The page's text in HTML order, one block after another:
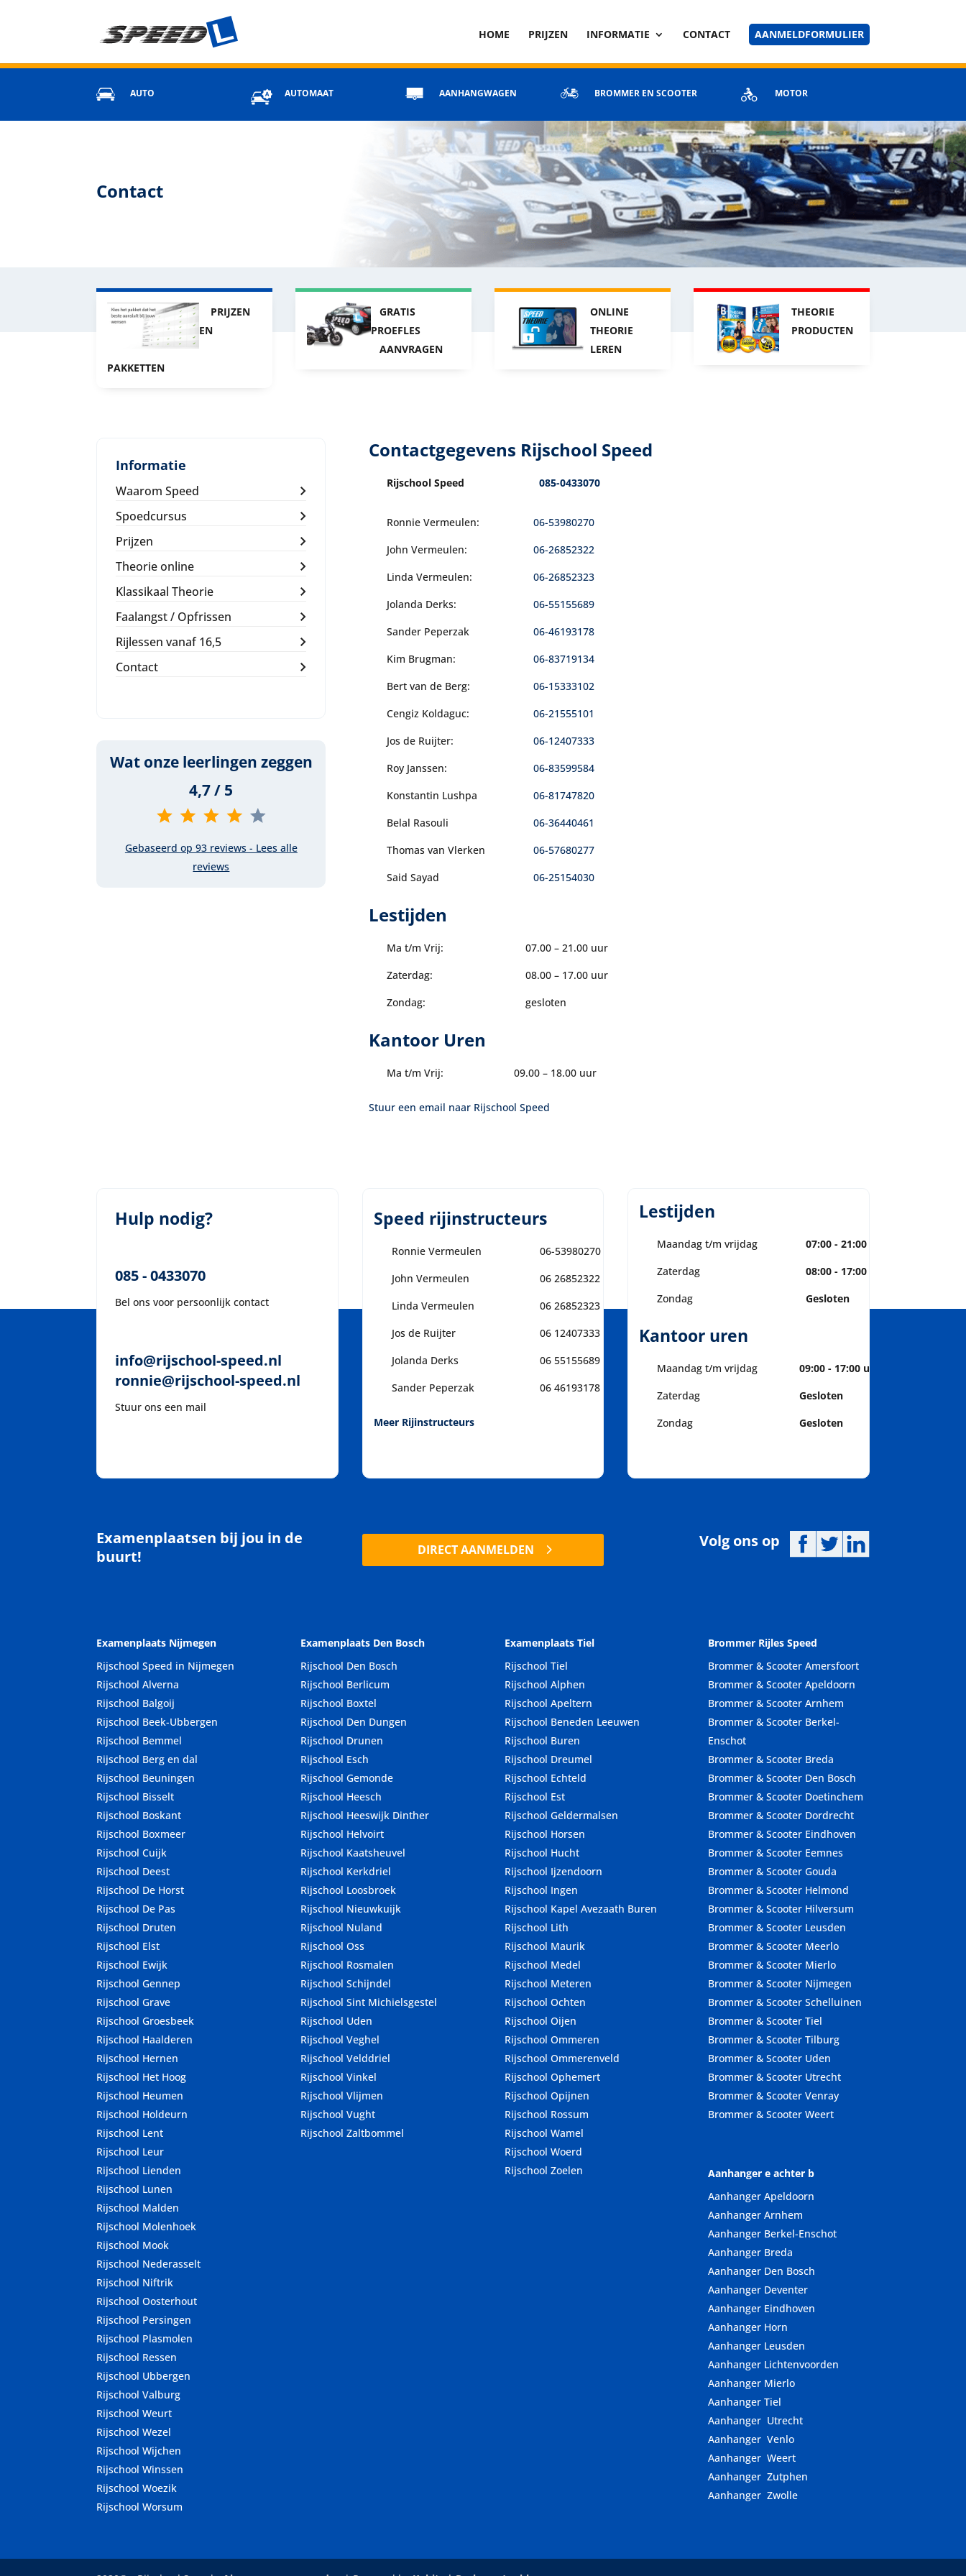
HOME PRIJZEN INFORMATIE CONTACT AANMELDFORMULIER
AUTO AUTOMAAT AANHANGWAGEN BROMMER EN SCOOTER MOTOR
Contact
PRIJZEN
EN
PAKKETTEN
GRATIS
PROEFLES
AANVRAGEN
ONLINE
THEORIE
LEREN
THEORIE
PRODUCTEN
Informatie
Waarom Speed
Spoedcursus
Prijzen
Theorie online
Klassikaal Theorie
Faalangst / Opfrissen
Rijlessen vanaf 16,5
Contact
Wat onze leerlingen zeggen
4,7 / 5
Gebaseerd op 93 reviews - Lees alle
reviews
Contactgegevens Rijschool Speed
Rijschool Speed 085-0433070
Ronnie Vermeulen:
06-53980270
John Vermeulen:
06-26852322
Linda Vermeulen:
06-26852323
Jolanda Derks:
06-55155689
Sander Peperzak
06-46193178
Kim Brugman:
06-83719134
Bert van de Berg:
06-15333102
Cengiz Koldaguc:
06-21555101
Jos de Ruijter:
06-12407333
Roy Janssen:
06-83599584
Konstantin Lushpa
06-81747820
Belal Rasouli
06-36440461
Thomas van Vlerken
06-57680277
Said Sayad
06-25154030
Lestijden
Ma t/m Vrij:
07.00 – 21.00 uur
Zaterdag:
08.00 – 17.00 uur
Zondag:
gesloten
Kantoor Uren
Ma t/m Vrij: 09.00 – 18.00 uur
Stuur een email naar Rijschool Speed
Hulp nodig?
085 - 0433070
Bel ons voor persoonlijk contact
info@rijschool-speed.nl
ronnie@rijschool-speed.nl
Stuur ons een mail
Speed rijinstructeurs
Ronnie Vermeulen
06-53980270
John Vermeulen
06 26852322
Linda Vermeulen
06 26852323
Jos de Ruijter
06 12407333
Jolanda Derks
06 55155689
Sander Peperzak
06 46193178
Meer Rijinstructeurs
Lestijden
Maandag t/m vrijdag
07:00 - 21:00 uur
Zaterdag
08:00 - 17:00 uur
Zondag
Gesloten
Kantoor uren
Maandag t/m vrijdag
09:00 - 17:00 uur
Zaterdag
Gesloten
Zondag
Gesloten
Examenplaatsen bij jou in de
buurt!
DIRECT AANMELDEN Volg ons op
Examenplaats Nijmegen
Rijschool Speed in Nijmegen
Rijschool Alverna
Rijschool Balgoij
Rijschool Beek-Ubbergen
Rijschool Bemmel
Rijschool Berg en dal
Rijschool Beuningen
Rijschool Bisselt
Rijschool Boskant
Rijschool Boxmeer
Rijschool Cuijk
Rijschool Deest
Rijschool De Horst
Rijschool De Pas
Rijschool Druten
Rijschool Elst
Rijschool Ewijk
Rijschool Gennep
Rijschool Grave
Rijschool Groesbeek
Rijschool Haalderen
Rijschool Hernen
Rijschool Het Hoog
Rijschool Heumen
Rijschool Holdeurn
Rijschool Lent
Rijschool Leur
Rijschool Lienden
Rijschool Lunen
Rijschool Malden
Rijschool Molenhoek
Rijschool Mook
Rijschool Nederasselt
Rijschool Niftrik
Rijschool Oosterhout
Rijschool Persingen
Rijschool Plasmolen
Rijschool Ressen
Rijschool Ubbergen
Rijschool Valburg
Rijschool Weurt
Rijschool Wezel
Rijschool Wijchen
Rijschool Winssen
Rijschool Woezik
Rijschool Worsum
Examenplaats Den Bosch
Rijschool Den Bosch
Rijschool Berlicum
Rijschool Boxtel
Rijschool Den Dungen
Rijschool Drunen
Rijschool Esch
Rijschool Gemonde
Rijschool Heesch
Rijschool Heeswijk Dinther
Rijschool Helvoirt
Rijschool Kaatsheuvel
Rijschool Kerkdriel
Rijschool Loosbroek
Rijschool Nieuwkuijk
Rijschool Nuland
Rijschool Oss
Rijschool Rosmalen
Rijschool Schijndel
Rijschool Sint Michielsgestel
Rijschool Uden
Rijschool Veghel
Rijschool Velddriel
Rijschool Vinkel
Rijschool Vlijmen
Rijschool Vught
Rijschool Zaltbommel
Examenplaats Tiel
Rijschool Tiel
Rijschool Alphen
Rijschool Apeltern
Rijschool Beneden Leeuwen
Rijschool Buren
Rijschool Dreumel
Rijschool Echteld
Rijschool Est
Rijschool Geldermalsen
Rijschool Horsen
Rijschool Hucht
Rijschool Ijzendoorn
Rijschool Ingen
Rijschool Kapel Avezaath Buren
Rijschool Lith
Rijschool Maurik
Rijschool Medel
Rijschool Meteren
Rijschool Ochten
Rijschool Oijen
Rijschool Ommeren
Rijschool Ommerenveld
Rijschool Ophemert
Rijschool Opijnen
Rijschool Rossum
Rijschool Wamel
Rijschool Woerd
Rijschool Zoelen
Brommer Rijles Speed
Brommer & Scooter Amersfoort
Brommer & Scooter Apeldoorn
Brommer & Scooter Arnhem
Brommer & Scooter Berkel-
Enschot
Brommer & Scooter Breda
Brommer & Scooter Den Bosch
Brommer & Scooter Doetinchem
Brommer & Scooter Dordrecht
Brommer & Scooter Eindhoven
Brommer & Scooter Eemnes
Brommer & Scooter Gouda
Brommer & Scooter Helmond
Brommer & Scooter Hilversum
Brommer & Scooter Leusden
Brommer & Scooter Meerlo
Brommer & Scooter Mierlo
Brommer & Scooter Nijmegen
Brommer & Scooter Schelluinen
Brommer & Scooter Tiel
Brommer & Scooter Tilburg
Brommer & Scooter Uden
Brommer & Scooter Utrecht
Brommer & Scooter Venray
Brommer & Scooter Weert
Aanhanger e achter b
Aanhanger Apeldoorn
Aanhanger Arnhem
Aanhanger Berkel-Enschot
Aanhanger Breda
Aanhanger Den Bosch
Aanhanger Deventer
Aanhanger Eindhoven
Aanhanger Horn
Aanhanger Leusden
Aanhanger Lichtenvoorden
Aanhanger Mierlo
Aanhanger Tiel
Aanhanger Utrecht
Aanhanger Venlo
Aanhanger Weert
Aanhanger Zutphen
Aanhanger Zwolle